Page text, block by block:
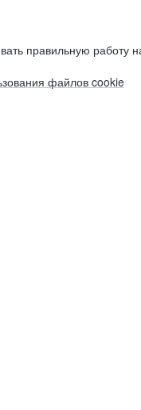
правильную работу
файлов cookie